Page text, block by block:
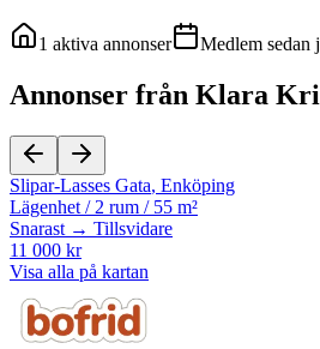
1 aktiva annonser Medlem sedan
Annonser från Klara
Slipar-Lasses Gata, Enköping
Lägenhet / 2 rum / 55 m²
Snarast → Tillsvidare
11 000 kr
Visa alla på kartan